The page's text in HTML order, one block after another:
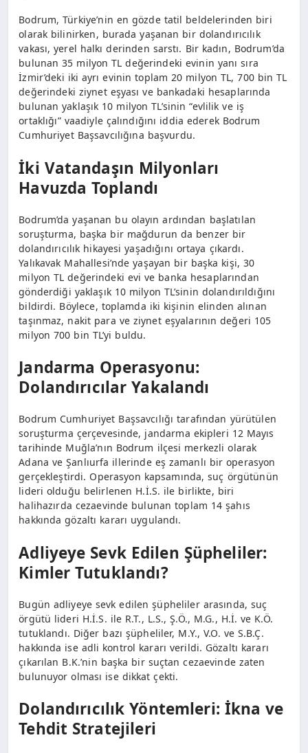
Bodrum, Türkiye’nin en gözde tatil beldelerinden biri
olarak bilinirken, burada yaşanan bir dolandırıcılık
vakası, yerel halkı derinden sarstı. Bir kadın, Bodrum’da
bulunan 35 milyon TL değerindeki evinin yanı sıra
İzmir’deki iki ayrı evinin toplam 20 milyon TL, 700 bin TL
değerindeki ziynet eşyası ve bankadaki hesaplarında
bulunan yaklaşık 10 milyon TL’sinin “evlilik ve iş
ortaklığı” vaadiyle çalındığını iddia ederek Bodrum
Cumhuriyet Başsavcılığına başvurdu.
İki Vatandaşın Milyonları
Havuzda Toplandı
Bodrum’da yaşanan bu olayın ardından başlatılan
soruşturma, başka bir mağdurun da benzer bir
dolandırıcılık hikayesi yaşadığını ortaya çıkardı.
Yalıkavak Mahallesi’nde yaşayan bir başka kişi, 30
milyon TL değerindeki evi ve banka hesaplarından
gönderdiği yaklaşık 10 milyon TL’sinin dolandırıldığını
bildirdi. Böylece, toplamda iki kişinin elinden alınan
taşınmaz, nakit para ve ziynet eşyalarının değeri 105
milyon 700 bin TL’yi buldu.
Jandarma Operasyonu:
Dolandırıcılar Yakalandı
Bodrum Cumhuriyet Başsavcılığı tarafından yürütülen
soruşturma çerçevesinde, jandarma ekipleri 12 Mayıs
tarihinde Muğla’nın Bodrum ilçesi merkezli olarak
Adana ve Şanlıurfa illerinde eş zamanlı bir operasyon
gerçekleştirdi. Operasyon kapsamında, suç örgütünün
lideri olduğu belirlenen H.İ.S. ile birlikte, biri
halihazırda cezaevinde bulunan toplam 14 şahıs
hakkında gözaltı kararı uygulandı.
Adliyeye Sevk Edilen Şüpheliler:
Kimler Tutuklandı?
Bugün adliyeye sevk edilen şüpheliler arasında, suç
örgütü lideri H.İ.S. ile R.T., L.S., Ş.Ö., M.G., H.İ. ve K.Ö.
tutuklandı. Diğer bazı şüpheliler, M.Y., V.O. ve S.B.Ç.
hakkında ise adli kontrol kararı verildi. Gözaltı kararı
çıkarılan B.K.’nin başka bir suçtan cezaevinde zaten
bulunuyor olması ise dikkat çekti.
Dolandırıcılık Yöntemleri: İkna ve
Tehdit Stratejileri